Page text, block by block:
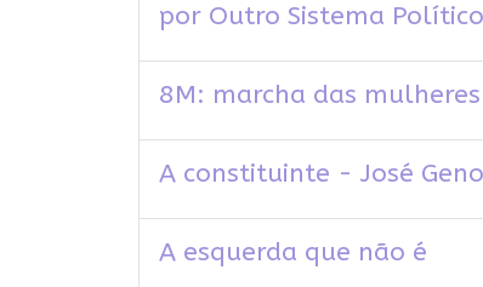
por Outro Sistema Político
8M: marcha das
A constituinte - José
A esquerda que não é